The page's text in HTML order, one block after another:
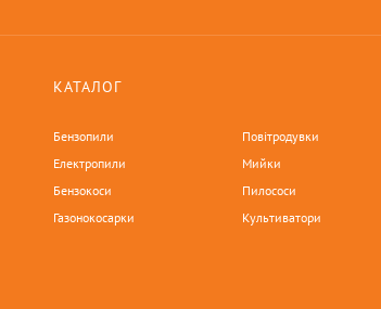
КАТАЛОГ
Бензопили
Електропили
Бензокоси
Газонокосарки
Повітродувки
Мийки
Пилососи
Культиватори